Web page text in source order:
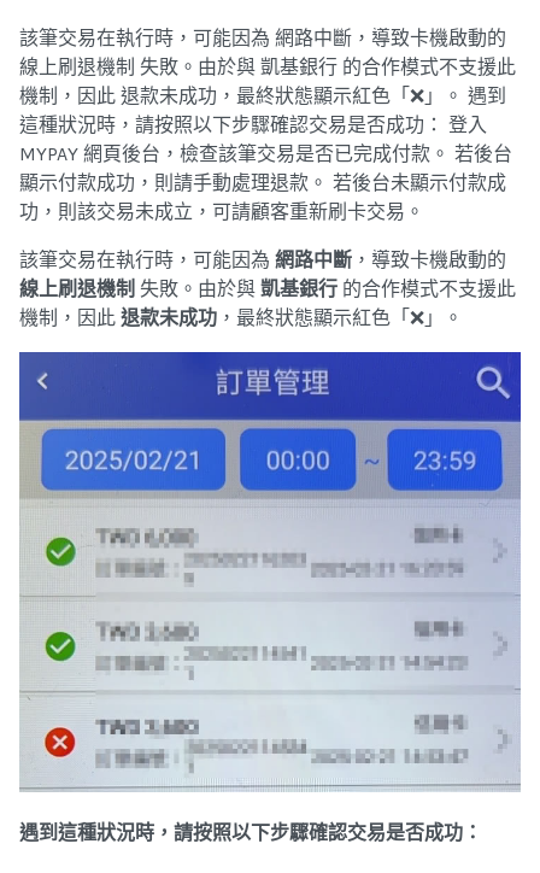
該筆交易在執行時，可能因為 網路中斷，導致卡機啟動的
線上刷退機制 失敗。由於與 凱基銀行 的合作模式不支援此
機制，因此 退款未成功，最終狀態顯示紅色「❌」。 遇到
這種狀況時，請按照以下步驟確認交易是否成功： 登入
MYPAY 網頁後台，檢查該筆交易是否已完成付款。 若後台
顯示付款成功，則請手動處理退款。 若後台未顯示付款成
功，則該交易未成立，可請顧客重新刷卡交易。
該筆交易在執行時，可能因為 網路中斷 ，導致卡機啟動的
線上刷退機制 失敗。由於與 凱基銀行 的合作模式不支援此
機制，因此 退款未成功 ，最終狀態顯示紅色「❌」。
遇到這種狀況時， 請按照以下步驟確認交易是否成功：